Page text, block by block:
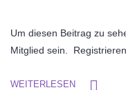
Um diesen Beitrag zu
Mitglied sein.
WEITERLESEN